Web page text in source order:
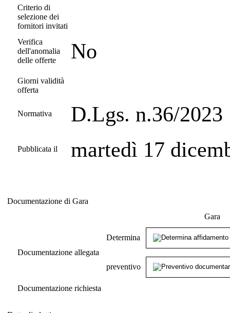
Criterio di
selezione dei
fornitori invitati
Verifica
dell'anomalia
delle offerte
No
Giorni validità
offerta
Normativa D.Lgs. n.36/2023
Pubblicata il martedì 17
Documentazione di Gara
Gara
Documentazione allegata
Determina
preventivo
Documentazione richiesta